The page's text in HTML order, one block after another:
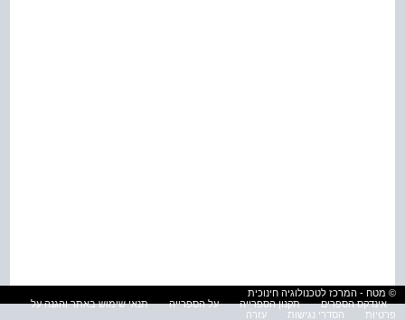
© מטח - המרכז לטכנולוגיה חינוכית
אינדקס הספרים
תקנון הספרייה על הספרייה
תנאי שימוש באתר והגנה על
פרטיות
הסדרי נגישות עזרה